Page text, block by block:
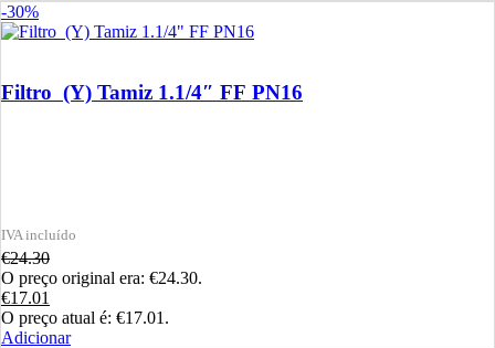
-30%
Filtro (Y) Tamiz 1.1/4″ FF PN16
€24.30
O preço original era: €24.30.
€17.01
O preço atual é: €17.01.
Adicionar